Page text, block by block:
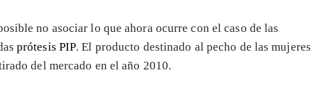
no asociar lo que ahora ocurre con el caso de las
prótesis PIP. El producto destinado al pecho de las mujeres
del mercado en el año 2010.